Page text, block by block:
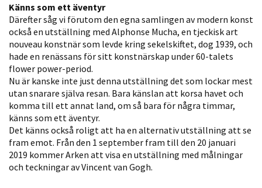
Känns som ett äventyr
Därefter såg vi förutom den egna samlingen av modern konst
också en utställning med Alphonse Mucha, en tjeckisk art
nouveau konstnär som levde kring sekelskiftet, dog 1939, och
hade en renässans för sitt konstnärskap under 60-talets
flower power-period.
Nu är kanske inte just denna utställning det som lockar mest
utan snarare själva resan. Bara känslan att korsa havet och
komma till ett annat land, om så bara för några timmar,
känns som ett äventyr.
Det känns också roligt att ha en alternativ utställning att se
fram emot. Från den 1 september fram till den 20 januari
2019 kommer Arken att visa en utställning med målningar
och teckningar av Vincent van Gogh.
och
uppbyggnad,
baserat på
hur hemsidan
används.
För att vår
hemsida ska
prestera så